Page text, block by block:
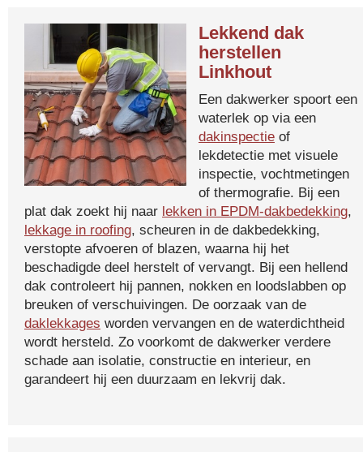
Lekkend dak
herstellen
Linkhout
Een dakwerker spoort een
waterlek op via een
dakinspectie of
lekdetectie met visuele
inspectie, vochtmetingen
of thermografie. Bij een
plat dak zoekt hij naar lekken in EPDM-dakbedekking,
lekkage in roofing, scheuren in de dakbedekking,
verstopte afvoeren of blazen, waarna hij het
beschadigde deel herstelt of vervangt. Bij een hellend
dak controleert hij pannen, nokken en loodslabben op
breuken of verschuivingen. De oorzaak van de
daklekkages worden vervangen en de waterdichtheid
wordt hersteld. Zo voorkomt de dakwerker verdere
schade aan isolatie, constructie en interieur, en
garandeert hij een duurzaam en lekvrij dak.